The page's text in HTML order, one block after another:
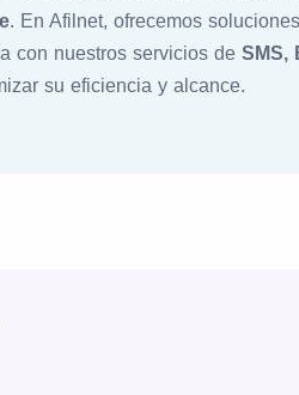
. En Afilnet, ofrecemos
con nuestros servicios de SMS,
su eficiencia y alcance.